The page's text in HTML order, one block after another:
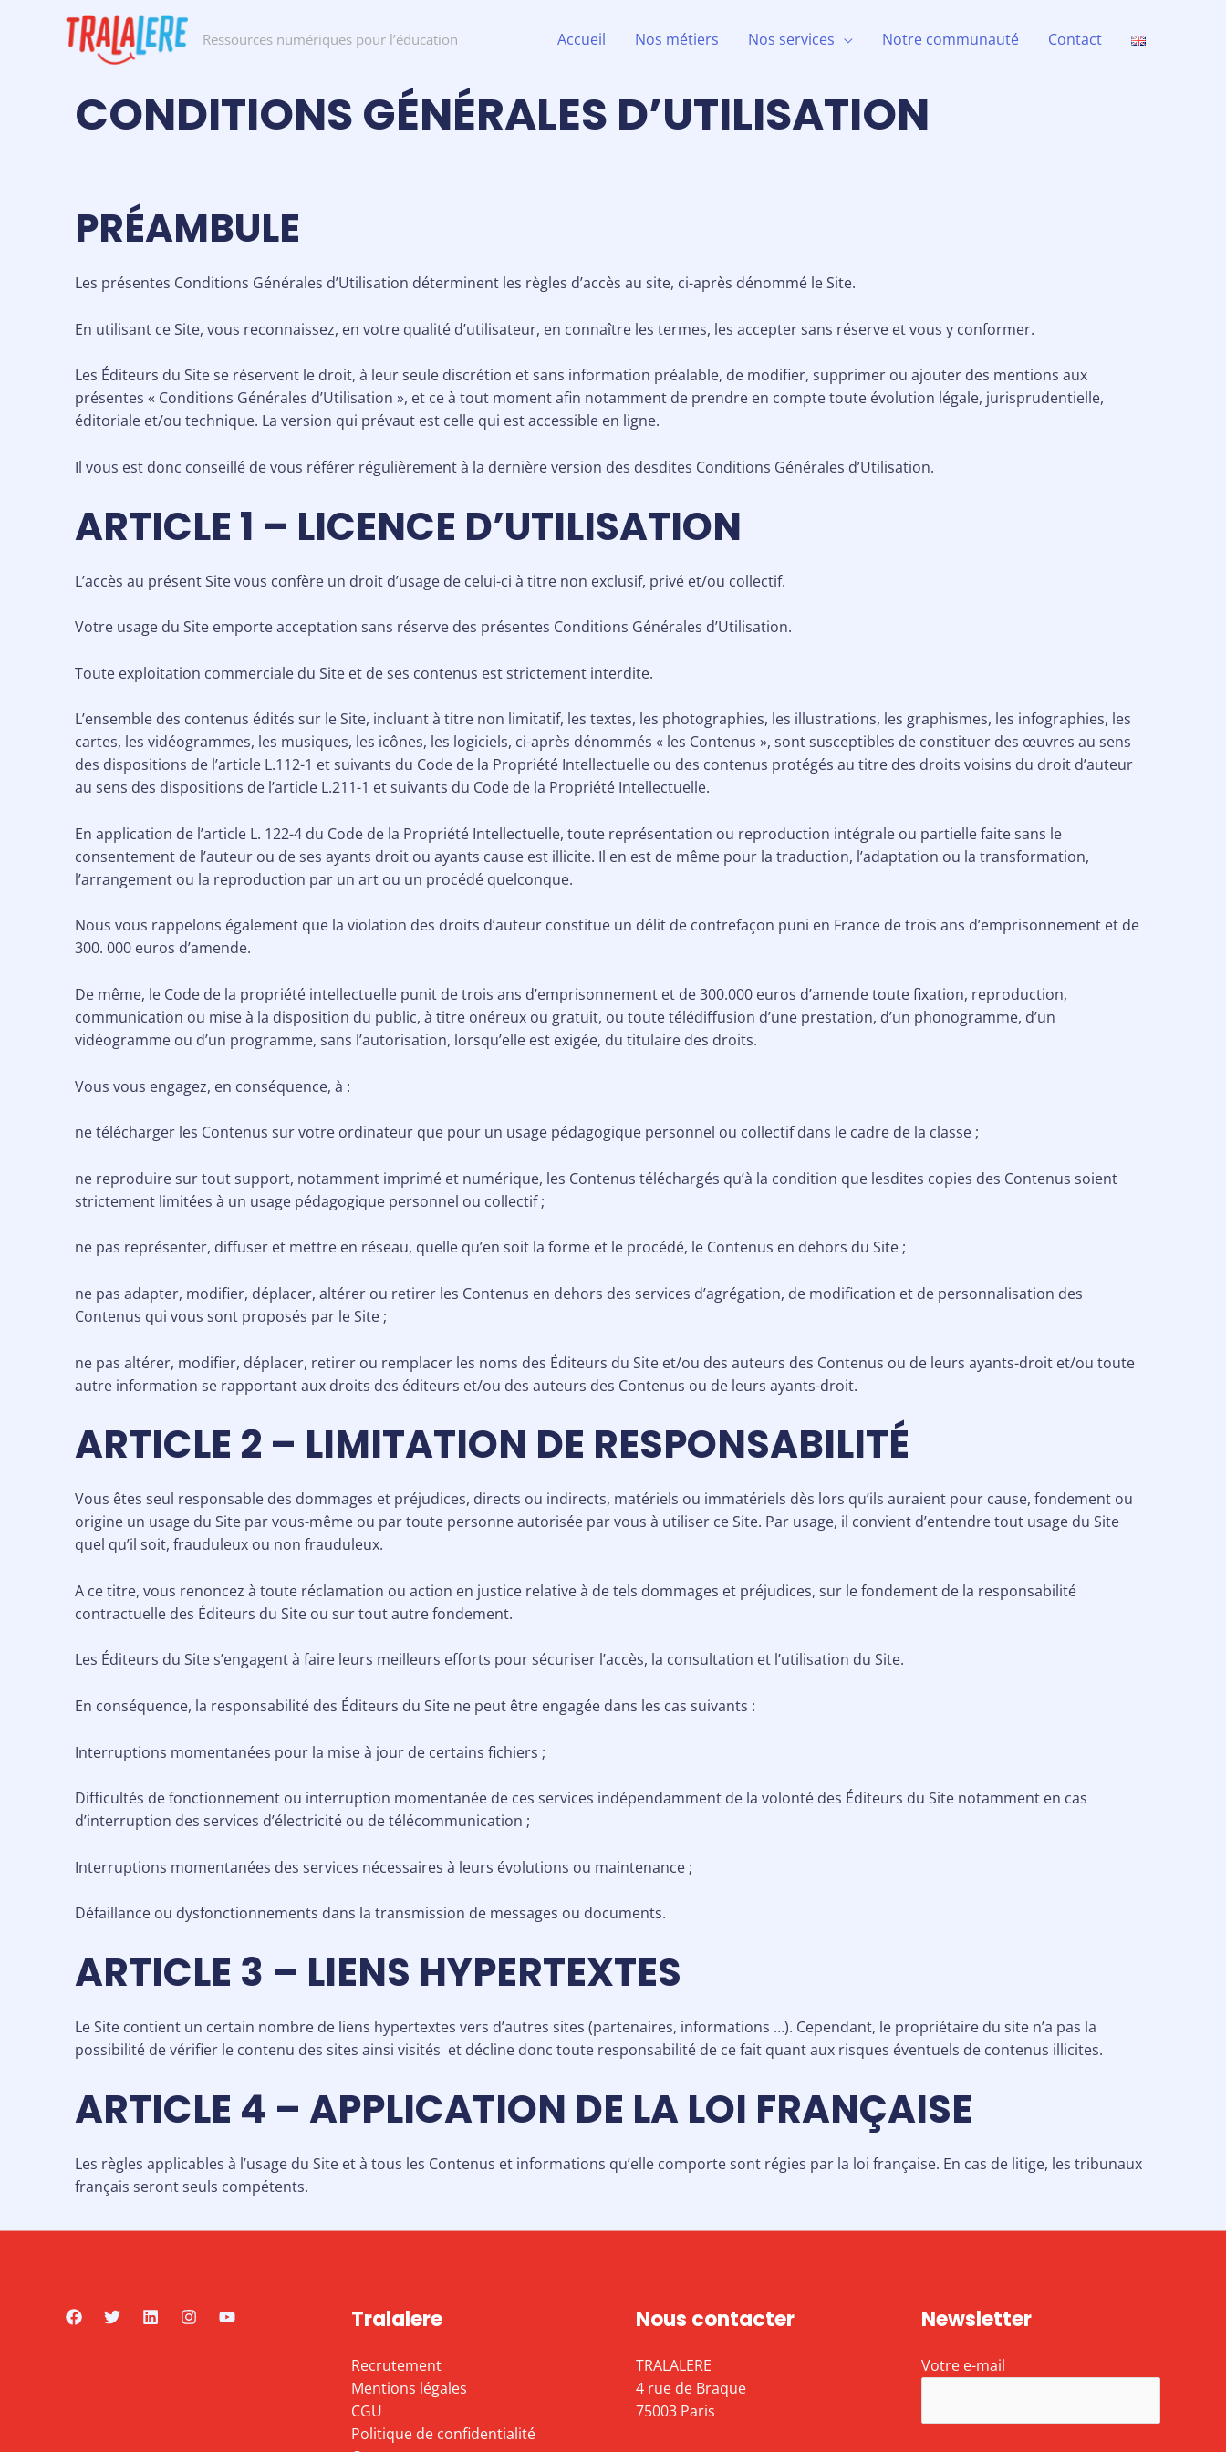
Ressources numériques pour l’éducation Accueil Nos métiers Nos services Notre communauté Contact
CONDITIONS GÉNÉRALES D’UTILISATION
PRÉAMBULE
Les présentes Conditions Générales d’Utilisation déterminent les règles d’accès au site, ci-après dénommé le Site.
En utilisant ce Site, vous reconnaissez, en votre qualité d’utilisateur, en connaître les termes, les accepter sans réserve et vous y conformer.
Les Éditeurs du Site se réservent le droit, à leur seule discrétion et sans information préalable, de modifier, supprimer ou ajouter des mentions aux
présentes « Conditions Générales d’Utilisation », et ce à tout moment afin notamment de prendre en compte toute évolution légale, jurisprudentielle,
éditoriale et/ou technique. La version qui prévaut est celle qui est accessible en ligne.
Il vous est donc conseillé de vous référer régulièrement à la dernière version des desdites Conditions Générales d’Utilisation.
ARTICLE 1 – LICENCE D’UTILISATION
L’accès au présent Site vous confère un droit d’usage de celui-ci à titre non exclusif, privé et/ou collectif.
Votre usage du Site emporte acceptation sans réserve des présentes Conditions Générales d’Utilisation.
Toute exploitation commerciale du Site et de ses contenus est strictement interdite.
L’ensemble des contenus édités sur le Site, incluant à titre non limitatif, les textes, les photographies, les illustrations, les graphismes, les infographies, les
cartes, les vidéogrammes, les musiques, les icônes, les logiciels, ci-après dénommés « les Contenus », sont susceptibles de constituer des œuvres au sens
des dispositions de l’article L.112-1 et suivants du Code de la Propriété Intellectuelle ou des contenus protégés au titre des droits voisins du droit d’auteur
au sens des dispositions de l’article L.211-1 et suivants du Code de la Propriété Intellectuelle.
En application de l’article L. 122-4 du Code de la Propriété Intellectuelle, toute représentation ou reproduction intégrale ou partielle faite sans le
consentement de l’auteur ou de ses ayants droit ou ayants cause est illicite. Il en est de même pour la traduction, l’adaptation ou la transformation,
l’arrangement ou la reproduction par un art ou un procédé quelconque.
Nous vous rappelons également que la violation des droits d’auteur constitue un délit de contrefaçon puni en France de trois ans d’emprisonnement et de
300. 000 euros d’amende.
De même, le Code de la propriété intellectuelle punit de trois ans d’emprisonnement et de 300.000 euros d’amende toute fixation, reproduction,
communication ou mise à la disposition du public, à titre onéreux ou gratuit, ou toute télédiffusion d’une prestation, d’un phonogramme, d’un
vidéogramme ou d’un programme, sans l’autorisation, lorsqu’elle est exigée, du titulaire des droits.
Vous vous engagez, en conséquence, à :
ne télécharger les Contenus sur votre ordinateur que pour un usage pédagogique personnel ou collectif dans le cadre de la classe ;
ne reproduire sur tout support, notamment imprimé et numérique, les Contenus téléchargés qu’à la condition que lesdites copies des Contenus soient
strictement limitées à un usage pédagogique personnel ou collectif ;
ne pas représenter, diffuser et mettre en réseau, quelle qu’en soit la forme et le procédé, le Contenus en dehors du Site ;
ne pas adapter, modifier, déplacer, altérer ou retirer les Contenus en dehors des services d’agrégation, de modification et de personnalisation des
Contenus qui vous sont proposés par le Site ;
ne pas altérer, modifier, déplacer, retirer ou remplacer les noms des Éditeurs du Site et/ou des auteurs des Contenus ou de leurs ayants-droit et/ou toute
autre information se rapportant aux droits des éditeurs et/ou des auteurs des Contenus ou de leurs ayants-droit.
ARTICLE 2 – LIMITATION DE RESPONSABILITÉ
Vous êtes seul responsable des dommages et préjudices, directs ou indirects, matériels ou immatériels dès lors qu’ils auraient pour cause, fondement ou
origine un usage du Site par vous-même ou par toute personne autorisée par vous à utiliser ce Site. Par usage, il convient d’entendre tout usage du Site
quel qu’il soit, frauduleux ou non frauduleux.
A ce titre, vous renoncez à toute réclamation ou action en justice relative à de tels dommages et préjudices, sur le fondement de la responsabilité
contractuelle des Éditeurs du Site ou sur tout autre fondement.
Les Éditeurs du Site s’engagent à faire leurs meilleurs efforts pour sécuriser l’accès, la consultation et l’utilisation du Site.
En conséquence, la responsabilité des Éditeurs du Site ne peut être engagée dans les cas suivants :
Interruptions momentanées pour la mise à jour de certains fichiers ;
Difficultés de fonctionnement ou interruption momentanée de ces services indépendamment de la volonté des Éditeurs du Site notamment en cas
d’interruption des services d’électricité ou de télécommunication ;
Interruptions momentanées des services nécessaires à leurs évolutions ou maintenance ;
Défaillance ou dysfonctionnements dans la transmission de messages ou documents.
ARTICLE 3 – LIENS HYPERTEXTES
Le Site contient un certain nombre de liens hypertextes vers d’autres sites (partenaires, informations …). Cependant, le propriétaire du site n’a pas la
possibilité de vérifier le contenu des sites ainsi visités et décline donc toute responsabilité de ce fait quant aux risques éventuels de contenus illicites.
ARTICLE 4 – APPLICATION DE LA LOI FRANÇAISE
Les règles applicables à l’usage du Site et à tous les Contenus et informations qu’elle comporte sont régies par la loi française. En cas de litige, les tribunaux
français seront seuls compétents.
Tralalere
Recrutement
Mentions légales
CGU
Politique de confidentialité
Nous contacter
TRALALERE
4 rue de Braque
75003 Paris
Newsletter
Votre e-mail